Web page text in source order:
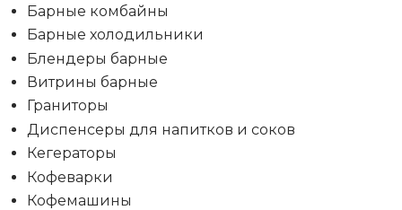
Барные комбайны
Барные холодильники
Блендеры барные
Витрины барные
Граниторы
Диспенсеры для напитков и соков
Кегераторы
Кофеварки
Кофемашины